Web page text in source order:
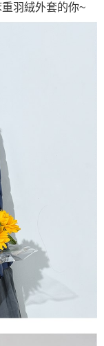
羽絨外套的你~